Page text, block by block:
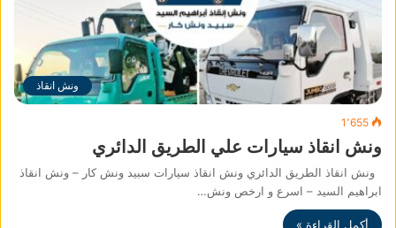
ونش انقاذ
1٬655
ونش انقاذ سيارات علي الطريق الدائري
ونش انقاذ الطريق الدائري ونش انقاذ سيارات سبيد ونش كار – ونش انقاذ
ابراهيم السيد – اسرع و ارخص ونش…
أكمل القراءة »